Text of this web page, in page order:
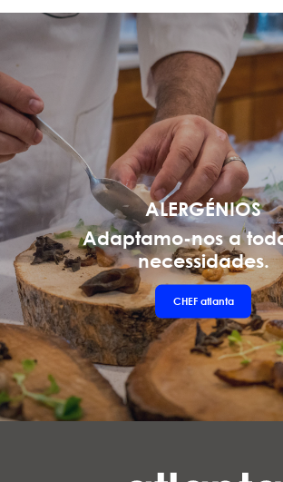
ALERGÉNIOS
Adaptamo-nos a
necessidades.
CHEF atlanta